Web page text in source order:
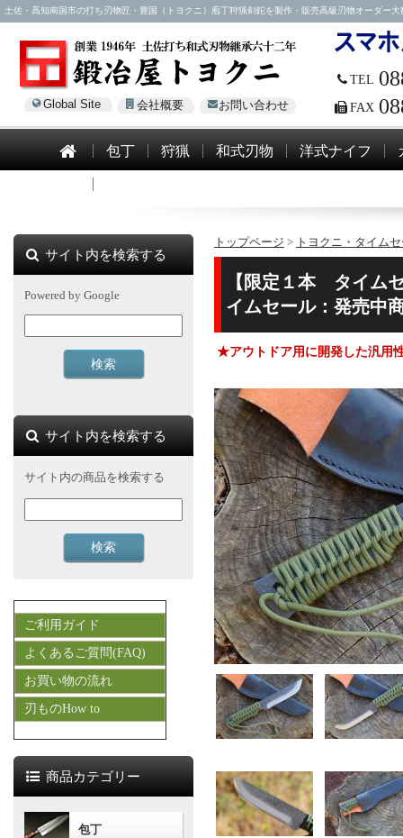
土佐・高知南国市の打ち刃物匠・豊国（トヨクニ）庖丁狩猟剣鉈を製作・販売高級刃物オーダー
Global Site 会社概要 お問い合わせ
TEL
FAX
包丁 狩猟 和式刃物 洋式ナイフ
トップページ > トヨクニ・タイム
【限定１本 タイム
イムセール：発売中
★アウトドア用に開発した汎用
サイト内を検索する
Powered by Google
サイト内を検索する
サイト内の商品を検索する
ご利用ガイド
よくあるご質問(FAQ)
お買い物の流れ
刃ものHow to
商品カテゴリー
包丁